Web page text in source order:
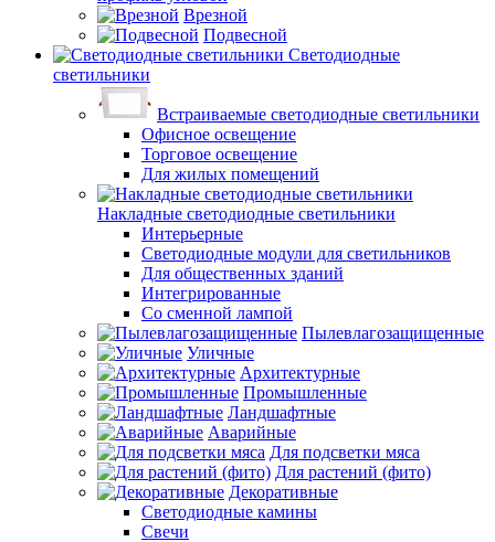
Врезной
Подвесной
Светодиодные
светильники
Встраиваемые светодиодные светильники
Офисное освещение
Торговое освещение
Для жилых помещений
Накладные светодиодные светильники
Интерьерные
Светодиодные модули для светильников
Для общественных зданий
Интегрированные
Со сменной лампой
Пылевлагозащищенные
Уличные
Архитектурные
Промышленные
Ландшафтные
Аварийные
Для подсветки мяса
Для растений (фито)
Декоративные
Светодиодные камины
Свечи